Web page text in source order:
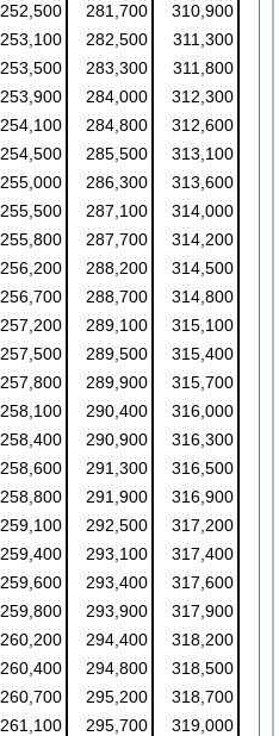
252,500 281,700
310,900
253,100 282,500
311,300
253,500 283,300
311,800
253,900 284,000
312,300
254,100 284,800
312,600
254,500 285,500
313,100
255,000 286,300
313,600
255,500 287,100
314,000
255,800 287,700
314,200
256,200 288,200
314,500
256,700 288,700
314,800
257,200 289,100
315,100
257,500 289,500
315,400
257,800 289,900
315,700
258,100 290,400
316,000
258,400 290,900
316,300
258,600 291,300
316,500
258,800 291,900
316,900
259,100 292,500
317,200
259,400 293,100
317,400
259,600 293,400
317,600
259,800 293,900
317,900
260,200 294,400
318,200
260,400 294,800
318,500
260,700 295,200
318,700
261,100 295,700
319,000